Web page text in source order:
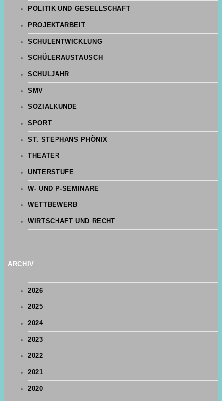
POLITIK UND GESELLSCHAFT
PROJEKTARBEIT
SCHULENTWICKLUNG
SCHÜLERAUSTAUSCH
SCHULJAHR
SMV
SOZIALKUNDE
SPORT
ST. STEPHANS PHÖNIX
THEATER
UNTERSTUFE
W- UND P-SEMINARE
WETTBEWERB
WIRTSCHAFT UND RECHT
ARCHIV
2026
2025
2024
2023
2022
2021
2020